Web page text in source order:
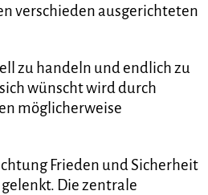
verschieden ausgerichteten
zu handeln und endlich zu
wünscht wird durch
möglicherweise
Frieden und Sicherheit
Die zentrale